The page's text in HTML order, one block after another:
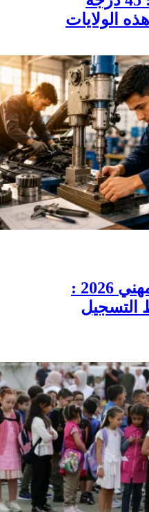
الولايات
التسجيل في التكوين المهني 2026 :
التسجيل